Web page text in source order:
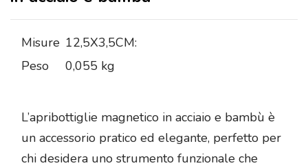
Misure 12,5X3,5CM:
Peso
0,055 kg
L’apribottiglie magnetico in acciaio e bambù è
un accessorio pratico ed elegante, perfetto per
chi desidera uno strumento funzionale che